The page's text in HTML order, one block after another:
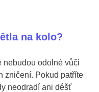
na kolo?
nebudou odolné vůči
zničení. Pokud patříte
neodradí ani déšť